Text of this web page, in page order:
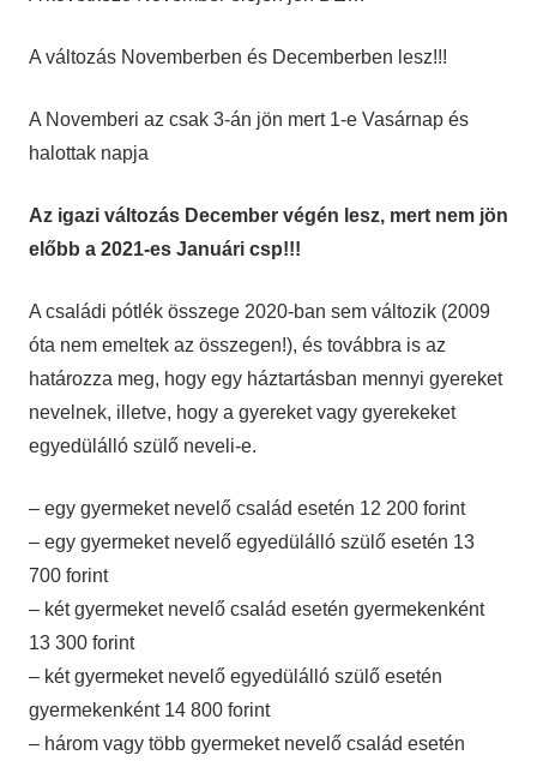
A változás Novemberben és Decemberben lesz!!!
A Novemberi az csak 3-án jön mert 1-e Vasárnap és
halottak napja
Az igazi változás December végén lesz, mert nem jön
előbb a 2021-es Januári csp!!!
A családi pótlék összege 2020-ban sem változik (2009
óta nem emeltek az összegen!), és továbbra is az
határozza meg, hogy egy háztartásban mennyi gyereket
nevelnek, illetve, hogy a gyereket vagy gyerekeket
egyedülálló szülő neveli-e.
– egy gyermeket nevelő család esetén 12 200 forint
– egy gyermeket nevelő egyedülálló szülő esetén 13
700 forint
– két gyermeket nevelő család esetén gyermekenként
13 300 forint
– két gyermeket nevelő egyedülálló szülő esetén
gyermekenként 14 800 forint
– három vagy több gyermeket nevelő család esetén